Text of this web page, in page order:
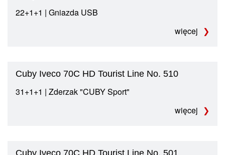
22+1+1 | Gniazda USB
więcej
Cuby Iveco 70C HD Tourist Line No. 510
31+1+1 | Zderzak "CUBY Sport"
więcej
Cuby Iveco 70C HD Tourist Line No. 501